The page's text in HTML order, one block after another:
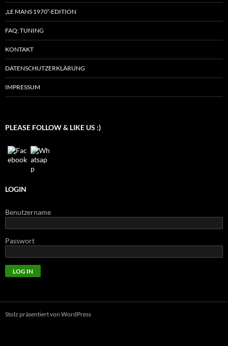
„LE MANS 1970“-EDITION
FAQ: TUNING
KONTAKT
DATENSCHUTZERKLÄRUNG
IMPRESSUM
PLEASE FOLLOW & LIKE US :)
LOGIN
Benutzername
Passwort
Stolz präsentiert von WordPress